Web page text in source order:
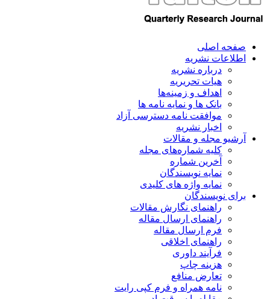
صفحه اصلی
اطلاعات نشریه
درباره نشریه
هیات تحریریه
اهداف و زمینه‌ها
بانک ها و نمایه نامه ها
موافقت نامه دسترسی آزاد
اخبار نشریه
آرشیو مجله و مقالات
کلیه شماره‌های مجله
آخرین شماره
نمایه نویسندگان
نمایه واژه های کلیدی
برای نویسندگان
راهنمای نگارش مقالات
راهنمای ارسال مقاله
فرم ارسال مقاله
راهنمای اخلاقی
فرآیند داوری
هزینه چاپ
تعارض منافع
نامه همراه و فرم کپی رایت